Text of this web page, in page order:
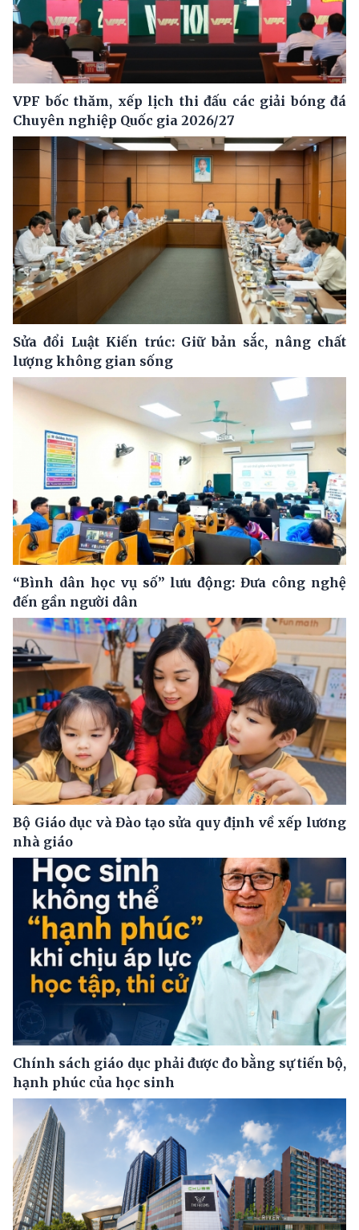
VPF bốc thăm, xếp lịch thi đấu các giải bóng đá
Chuyên nghiệp Quốc gia 2026/27
Sửa đổi Luật Kiến trúc: Giữ bản sắc, nâng chất
lượng không gian sống
“Bình dân học vụ số” lưu động: Đưa công nghệ
đến gần người dân
Bộ Giáo dục và Đào tạo sửa quy định về xếp lương
nhà giáo
Chính sách giáo dục phải được đo bằng sự tiến bộ,
hạnh phúc của học sinh